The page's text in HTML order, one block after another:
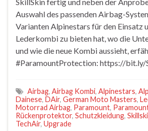
Auswahl des passenden Airbag-
Varianten Alpinestars für den Einsatz
Lederkombi zu bieten hat, wo die
und wie die neue Kombi aussieht,
#ParamountProtection: https://
Airbag, Airbag Kombi, Alpinestars,
Dainese, DAir, German Moto Masters,
Motorrad Airbag, Paramount,
Rückenprotektor, Schutzkleidung,
TechAir, Upgrade